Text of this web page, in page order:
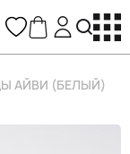
АЙВИ (БЕЛЫЙ)